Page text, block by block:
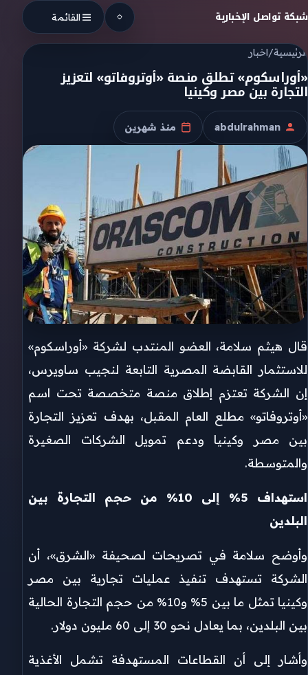
Skip to content
شبكة تواصل الإخبارية القائمة
الرئيسية/اخبار
«أوراسكوم» تطلق منصة «أوتروفاتو» لتعزيز
التجارة بين مصر وكينيا
الكاتب
abdulrahman
تاريخ النشر
منذ شهرين
قال هيثم سلامة، العضو المنتدب لشركة «أوراسكوم»
للاستثمار القابضة المصرية التابعة لنجيب ساويرس،
إن الشركة تعتزم إطلاق منصة متخصصة تحت اسم
«أوتروفاتو» مطلع العام المقبل، بهدف تعزيز التجارة
بين مصر وكينيا ودعم تمويل الشركات الصغيرة
والمتوسطة.
استهداف 5% إلى 10% من حجم التجارة بين
البلدين
وأوضح سلامة في تصريحات لصحيفة «الشرق»، أن
الشركة تستهدف تنفيذ عمليات تجارية بين مصر
وكينيا تمثل ما بين 5% و10% من حجم التجارة الحالية
بين البلدين، بما يعادل نحو 30 إلى 60 مليون دولار.
وأشار إلى أن القطاعات المستهدفة تشمل الأغذية